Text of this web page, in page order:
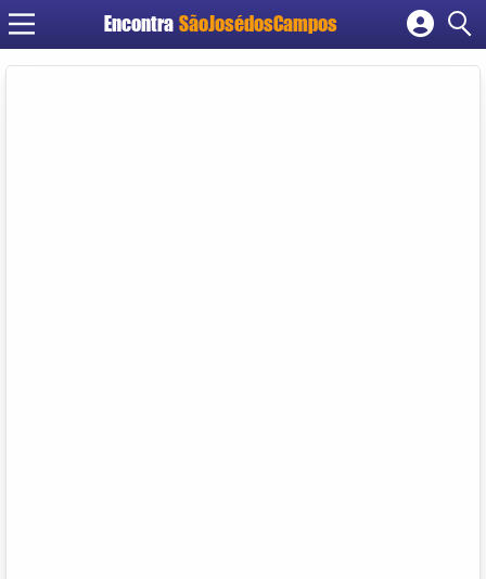
Encontra SãoJosédosCampos
Cadastrar empresa